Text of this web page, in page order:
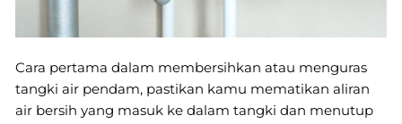
Cara pertama dalam membersihkan atau menguras
tangki air pendam, pastikan kamu mematikan aliran
air bersih yang masuk ke dalam tangki dan menutup